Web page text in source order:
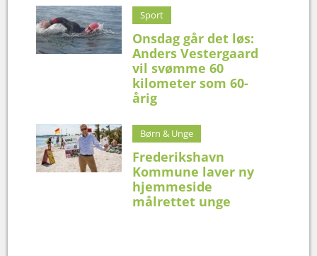
Sport
Onsdag går det løs:
Anders Vestergaard
vil svømme 60
kilometer som 60-
årig
Børn & Unge
Frederikshavn
Kommune laver ny
hjemmeside
målrettet unge